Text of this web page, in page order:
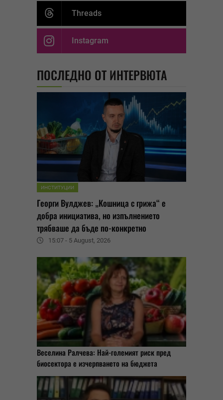
Threads
Instagram
ПОСЛЕДНО ОТ ИНТЕРВЮТА
ИНСТИТУЦИИ
Георги Вулджев: „Кошница с грижа“ е
добра инициатива, но изпълнението
трябваше да бъде по-конкретно
15:07 - 5 August, 2026
Веселина Ралчева: Най-големият риск пред
биосектора е изчерпването на бюджета